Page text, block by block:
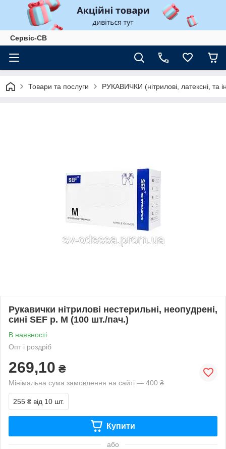
Сервіс-СВ
Товари та послуги РУКАВИЧКИ (нітрилові, латексні, та
Рукавички нітрилові нестерильні, неопудрені,
сині SEF р. М (100 шт./пач.)
В наявності
Опт і роздріб
269,10 ₴
Мінімальна сума замовлення на сайті — 400 ₴
255 ₴ від 10 шт.
Купити
або